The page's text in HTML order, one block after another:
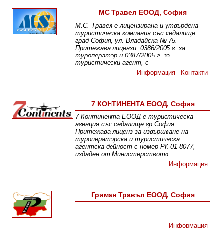
МС Травел ЕООД, София
М.С. Травел е лицензирана и утвърдена
туристическа компания със седалище
град София, ул. Владайска № 75.
Притежава лицензи: 0386/2005 г. за
туроператор и 0387/2005 г. за
туристически агент, с
Информация
Контакти
7 КОНТИНЕНТА ЕООД, София
7 Континента ЕООД е туристическа
агенция със седалище гр.София.
Притежава лиценз за извършване на
туроператорска и туристическа
агентска дейност с номер РК-01-8077,
издаден от Министерството
Информация
Гриман Травъл ЕООД, София
Информация